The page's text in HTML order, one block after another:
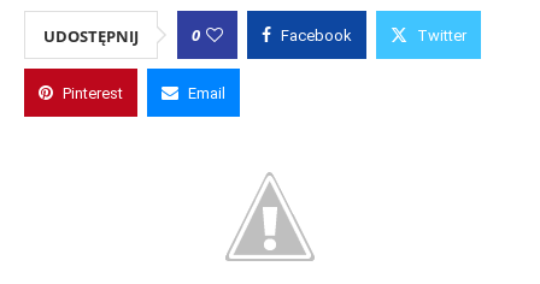
UDOSTĘPNIJ 0 Facebook Twitter
Pinterest Email